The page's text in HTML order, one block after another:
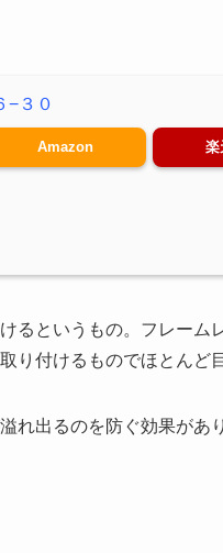
−３０
Amazon 楽
るというもの。フレーム
り付けるものでほとんど
れ出るのを防ぐ効果があ